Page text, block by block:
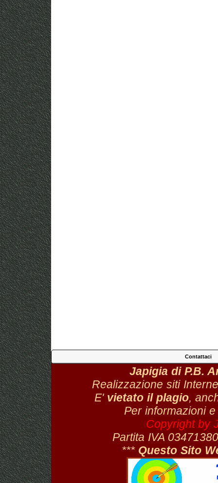
Contattaci
Japigia di P.B.
Realizzazione siti
E' vietato il plagio,
Per informazioni
Copyright by
Partita IVA
*** Questo Sito